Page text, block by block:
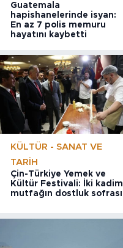
Guatemala
hapishanelerinde isyan:
En az 7 polis memuru
hayatını kaybetti
KÜLTÜR - SANAT VE
TARIH
Çin-Türkiye Yemek ve
Kültür Festivali: İki kadim
mutfağın dostluk sofrası